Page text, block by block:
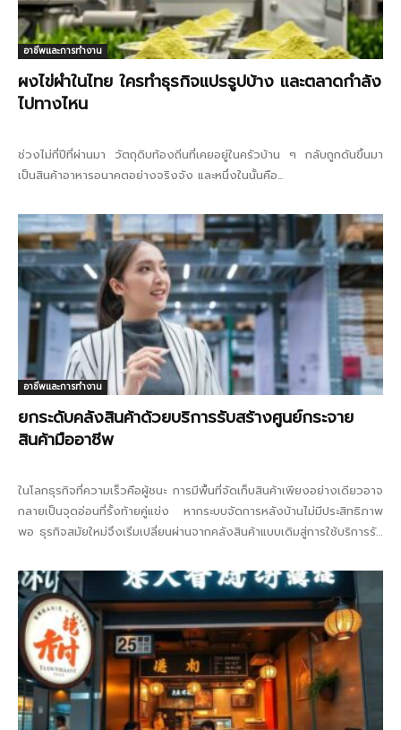
อาชีพและการทำงาน
ผงไข่ผำในไทย ใครทำธุรกิจแปรรูปบ้าง และตลาดกำลัง
ไปทางไหน
ช่วงไม่กี่ปีที่ผ่านมา วัตถุดิบท้องถิ่นที่เคยอยู่ในครัวบ้าน ๆ กลับถูกดันขึ้นมา
เป็นสินค้าอาหารอนาคตอย่างจริงจัง และหนึ่งในนั้นคือ...
อาชีพและการทำงาน
ยกระดับคลังสินค้าด้วยบริการรับสร้างศูนย์กระจาย
สินค้ามืออาชีพ
ในโลกธุรกิจที่ความเร็วคือผู้ชนะ การมีพื้นที่จัดเก็บสินค้าเพียงอย่างเดียวอาจ
กลายเป็นจุดอ่อนที่รั้งท้ายคู่แข่ง หากระบบจัดการหลังบ้านไม่มีประสิทธิภาพ
พอ ธุรกิจสมัยใหม่จึงเริ่มเปลี่ยนผ่านจากคลังสินค้าแบบเดิมสู่การใช้บริการรับ
หยุดนิ่ง...